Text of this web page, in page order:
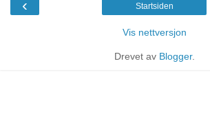
‹ Startsiden
Vis nettversjon
Drevet av Blogger.